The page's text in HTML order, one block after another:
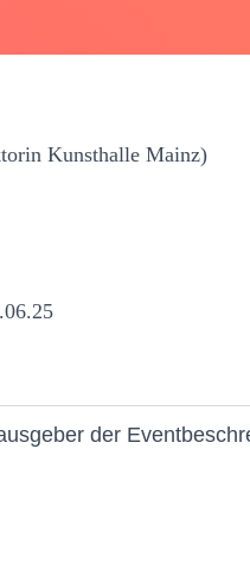
Kunsthalle Mainz)
der